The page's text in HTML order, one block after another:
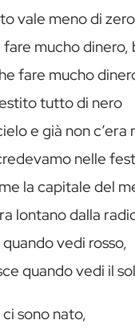
vale meno di
fare mucho
fare mucho
tutto di nero
e già non c’era
nelle
la capitale del
lontano dalla
vedi rosso,
quando vedi il
sono nato,